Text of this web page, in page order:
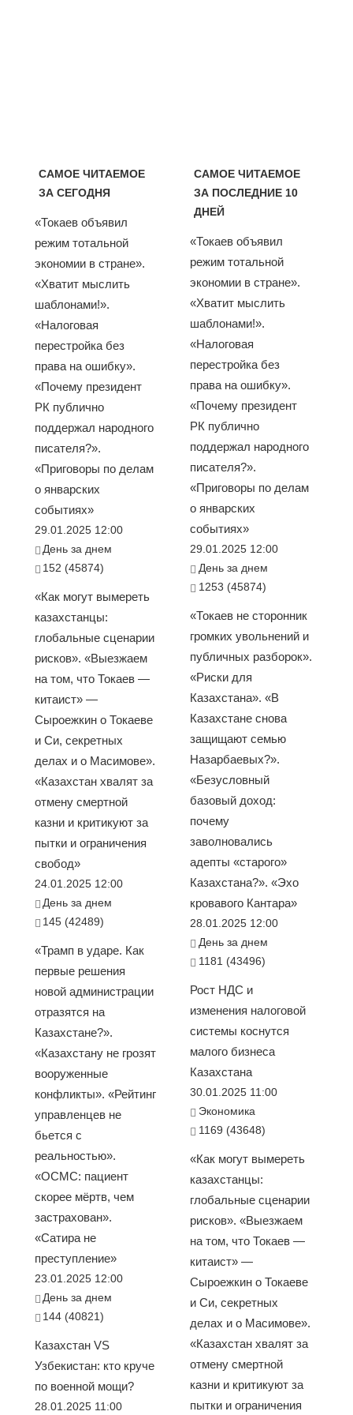
САМОЕ ЧИТАЕМОЕ
ЗА СЕГОДНЯ
«Токаев объявил
режим тотальной
экономии в стране».
«Хватит мыслить
шаблонами!».
«Налоговая
перестройка без
права на ошибку».
«Почему президент
РК публично
поддержал народного
писателя?».
«Приговоры по делам
о январских
событиях»
29.01.2025 12:00
День за днем
152 (45874)
«Как могут вымереть
казахстанцы:
глобальные сценарии
рисков». «Выезжаем
на том, что Токаев —
китаист» —
Сыроежкин о Токаеве
и Си, секретных
делах и о Масимове».
«Казахстан хвалят за
отмену смертной
казни и критикуют за
пытки и ограничения
свобод»
24.01.2025 12:00
День за днем
145 (42489)
«Трамп в ударе. Как
первые решения
новой администрации
отразятся на
Казахстане?».
«Казахстану не грозят
вооруженные
конфликты». «Рейтинг
управленцев не
бьется с
реальностью».
«ОСМС: пациент
скорее мёртв, чем
застрахован».
«Сатира не
преступление»
23.01.2025 12:00
День за днем
144 (40821)
Казахстан VS
Узбекистан: кто круче
по военной мощи?
28.01.2025 11:00
САМОЕ ЧИТАЕМОЕ
ЗА ПОСЛЕДНИЕ 10
ДНЕЙ
«Токаев объявил
режим тотальной
экономии в стране».
«Хватит мыслить
шаблонами!».
«Налоговая
перестройка без
права на ошибку».
«Почему президент
РК публично
поддержал народного
писателя?».
«Приговоры по делам
о январских
событиях»
29.01.2025 12:00
День за днем
1253 (45874)
«Токаев не сторонник
громких увольнений и
публичных разборок».
«Риски для
Казахстана». «В
Казахстане снова
защищают семью
Назарбаевых?».
«Безусловный
базовый доход:
почему
заволновались
адепты «старого»
Казахстана?». «Эхо
кровавого Кантара»
28.01.2025 12:00
День за днем
1181 (43496)
Рост НДС и
изменения налоговой
системы коснутся
малого бизнеса
Казахстана
30.01.2025 11:00
Экономика
1169 (43648)
«Как могут вымереть
казахстанцы:
глобальные сценарии
рисков». «Выезжаем
на том, что Токаев —
китаист» —
Сыроежкин о Токаеве
и Си, секретных
делах и о Масимове».
«Казахстан хвалят за
отмену смертной
казни и критикуют за
пытки и ограничения